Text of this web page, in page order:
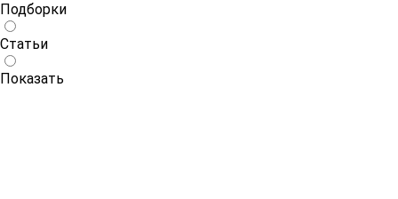
Подборки
Статьи
Показать